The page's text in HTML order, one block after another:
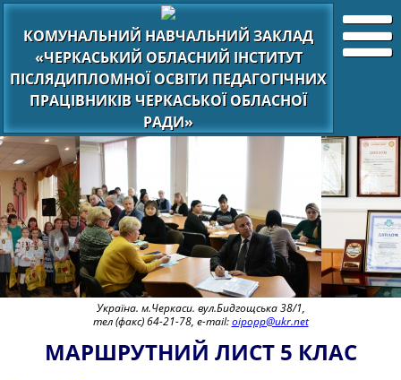
КОМУНАЛЬНИЙ НАВЧАЛЬНИЙ ЗАКЛАД
«ЧЕРКАСЬКИЙ ОБЛАСНИЙ ІНСТИТУТ
ПІСЛЯДИПЛОМНОЇ ОСВІТИ ПЕДАГОГІЧНИХ
ПРАЦІВНИКІВ ЧЕРКАСЬКОЇ ОБЛАСНОЇ
РАДИ»
Україна. м.Черкаси. вул.Бидгощська 38/1,
тел (факс) 64-21-78, e-mail:oipopp@ukr.net
МАРШРУТНИЙ ЛИСТ 5 КЛАС